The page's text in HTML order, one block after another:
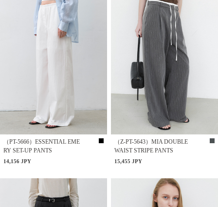
（PT-5666）ESSENTIAL EME
RY SET-UP PANTS
14,156 JPY
（Z-PT-5643）MIA DOUBLE
WAIST STRIPE PANTS
15,455 JPY